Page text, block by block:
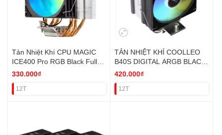
Tản Nhiệt Khí CPU MAGIC
ICE400 Pro RGB Black Full
Socket VAT
330.000₫
12T
TẢN NHIỆT KHÍ COOLLEO
B40S DIGITAL ARGB BLACK
VAT
420.000₫
12T